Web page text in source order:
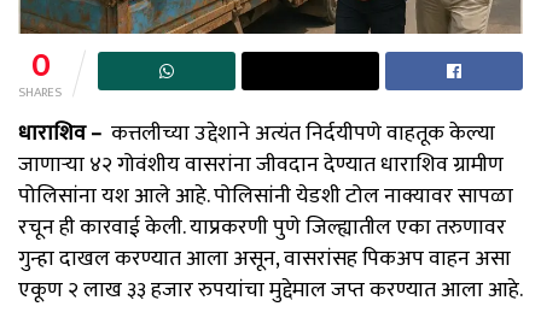
0
SHARES
धाराशिव – कत्तलीच्या उद्देशाने अत्यंत निर्दयीपणे वाहतूक केल्या
जाणाऱ्या ४२ गोवंशीय वासरांना जीवदान देण्यात धाराशिव ग्रामीण
पोलिसांना यश आले आहे. पोलिसांनी येडशी टोल नाक्यावर सापळा
रचून ही कारवाई केली. याप्रकरणी पुणे जिल्ह्यातील एका तरुणावर
गुन्हा दाखल करण्यात आला असून, वासरांसह पिकअप वाहन असा
एकूण २ लाख ३३ हजार रुपयांचा मुद्देमाल जप्त करण्यात आला आहे.